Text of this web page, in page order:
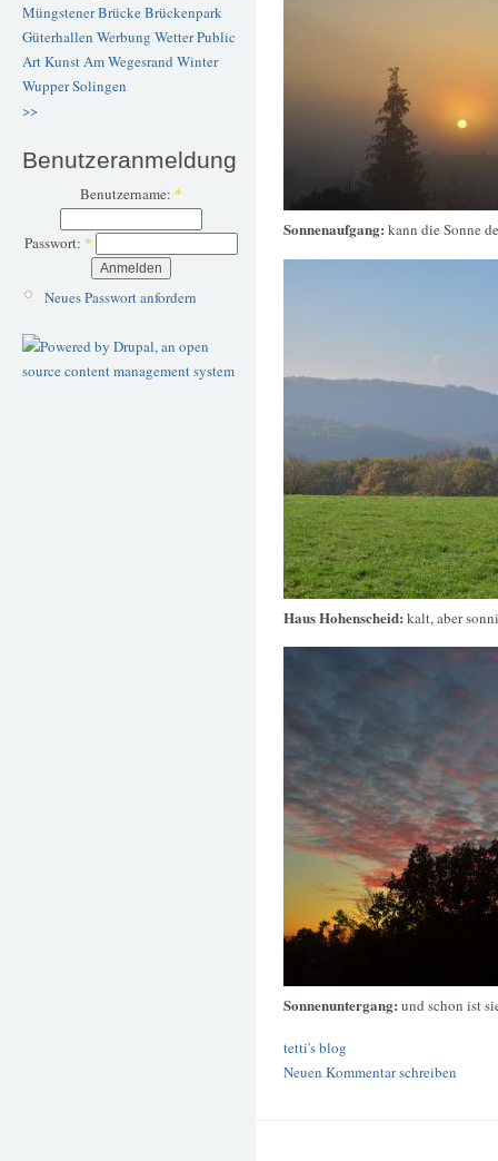
Müngstener BrückeBrückenpark
Güterhallen Werbung WetterPublic
ArtKunstAm Wegesrand Winter
WupperSolingen
>>
Benutzeranmeldung
Benutzername: *
Passwort: *
Neues Passwort anfordern
Sonnenaufgang: kann die Sonne
Haus Hohenscheid: kalt, aber
Sonnenuntergang: und schon ist
tetti's blog
Neuen Kommentar schreiben